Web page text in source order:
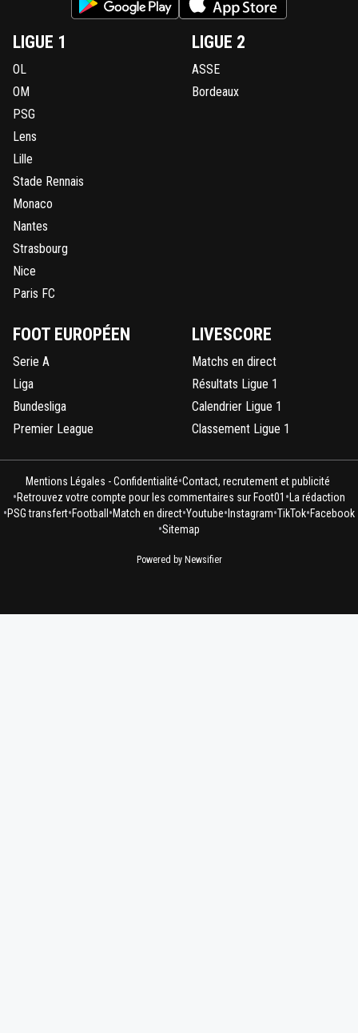
LIGUE 1
OL
OM
PSG
Lens
Lille
Stade Rennais
Monaco
Nantes
Strasbourg
Nice
Paris FC
LIGUE 2
ASSE
Bordeaux
FOOT EUROPÉEN
Serie A
Liga
Bundesliga
Premier League
LIVESCORE
Matchs en direct
Résultats Ligue 1
Calendrier Ligue 1
Classement Ligue 1
Mentions Légales - Confidentialité•Contact, recrutement et publicité
•Retrouvez votre compte pour les commentaires sur Foot01 •La rédaction
•PSG transfert•Football •Match en direct•Youtube• Instagram•TikTok•Facebook
•Sitemap
Powered by Newsifier